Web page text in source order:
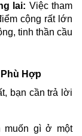
lai: Việc tham
cộng rất lớn
tinh thần cầu
Hợp
bạn cần trả lời
muốn gì ở một